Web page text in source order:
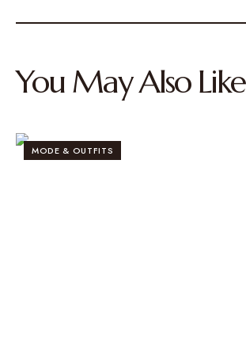
You May Also Like
MODE & OUTFITS